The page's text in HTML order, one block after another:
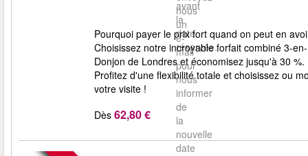
avant
la
date
réservée.
nous
un
e-
mail
pour
nous
informer
de
la
nouvelle
date
Pourquoi payer le prix fort quand on peut en
Choisissez notre incroyable forfait combiné 3-
Donjon de Londres et économisez jusqu'à 30
Profitez d'une flexibilité totale et choisissez ou
votre visite !
Dès 62,80 €